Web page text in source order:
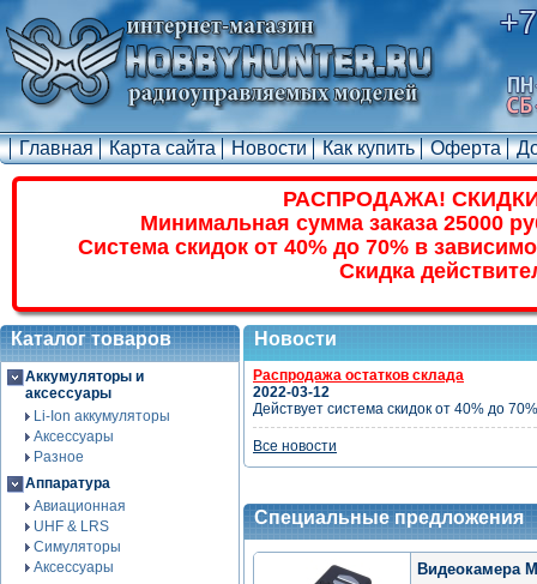
Главная Карта сайта Новости Как купить Оферта
РАСПРОДАЖА!
Минимальная сумма заказа 25000
Система скидок от 40% до 70% в
Скидка
Каталог товаров
Аккумуляторы и
аксессуары
Li-Ion аккумуляторы
Аксессуары
Разное
Аппаратура
Авиационная
UHF & LRS
Симуляторы
Аксессуары
Новости
Распродажа остатков склада
2022-03-12
Действует система скидок от 40% до
Все новости
Специальные предложения
Видеокамера